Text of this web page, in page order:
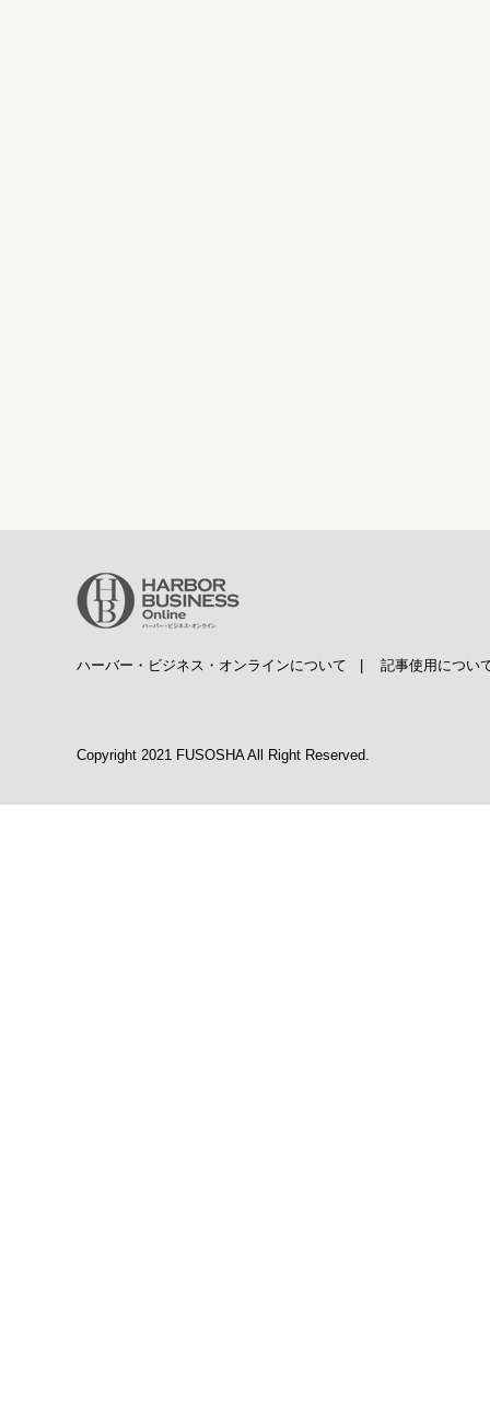
ハーバー・ビジネス・オンラインについて | 記事使用につい
Copyright 2021 FUSOSHA All Right Reserved.